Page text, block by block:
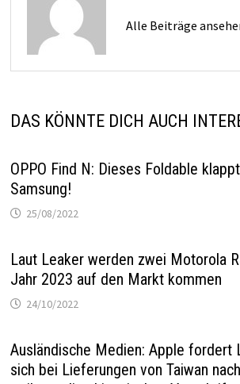
Alle Beiträge
DAS KÖNNTE DICH AUCH
OPPO Find N: Dieses Foldable
Samsung!
25/08/2022
Laut Leaker werden zwei Motorola
Jahr 2023 auf den Markt kommen
24/10/2022
Ausländische Medien: Apple fordert
sich bei Lieferungen von Taiwan